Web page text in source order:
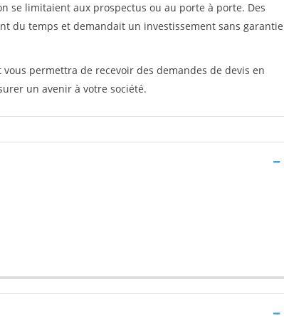
se limitaient aux prospectus ou au porte à porte. Des
du temps et demandait un investissement sans garantie
permettra de recevoir des demandes de devis en
un avenir à votre société.